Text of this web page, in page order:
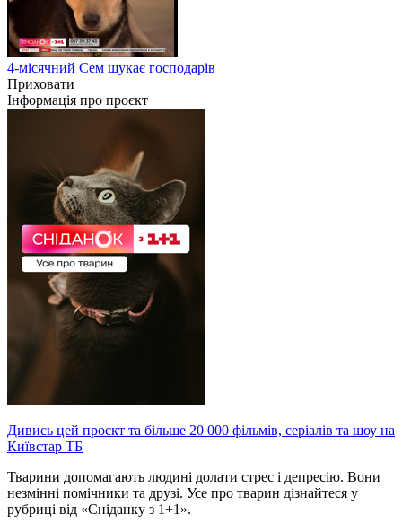
4-місячний Сем шукає господарів
Приховати
Інформація про проєкт
Дивись цей проєкт та більше 20 000 фільмів, серіалів та шоу на
Київстар ТБ
Тварини допомагають людині долати стрес і депресію. Вони
незмінні помічники та друзі. Усе про тварин дізнайтеся у
рубриці від «Сніданку з 1+1».